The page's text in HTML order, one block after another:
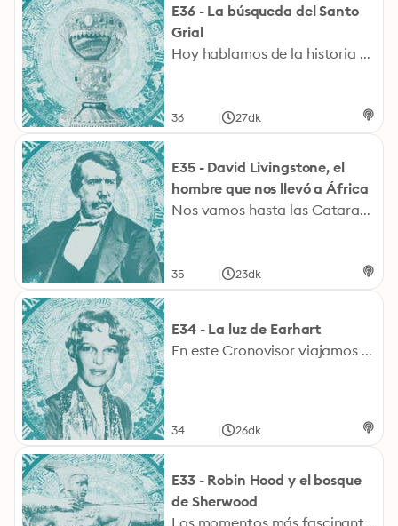
E36 - La búsqueda del Santo
Grial
Hoy hablamos de la historia de una búsqueda, la del Santo Grial, hay quien dice que hay unos cuantos, se habla de 12, en España hay 2: el de Valencia y el de León. Por si apariencia podrían ser cálices que se utilizan en cenas de postín.
36 27dk
E35 - David Livingstone, el
hombre que nos llevó a África
Nos vamos hasta las Cataratas Victoria, uno de los mejores espectáculos del mundo. Livingstone está impresionado, no tanto a sus porteadores que ya lo habían visto, pero él fue el primer occidental que apareció allí.
35 23dk
E34 - La luz de Earhart
En este Cronovisor viajamos hasta el 2 de julio de 1938, Jesús Callejo nos lleva a una isla, la isla de Howland donde, supuestamente, desapreció Amelia Earhart en su intento de viajar alrededor del mundo sobre la línea ecuatorial. La última comunicación con la piloto se produjo justo un año antes, ella debía hacer una parada allí para repostar y continuar el viaje, pero nunca lo consiguió.
34 26dk
E33 - Robin Hood y el bosque
de Sherwood
Los momentos más fascinantes de la historia junto a Javier Sierra.